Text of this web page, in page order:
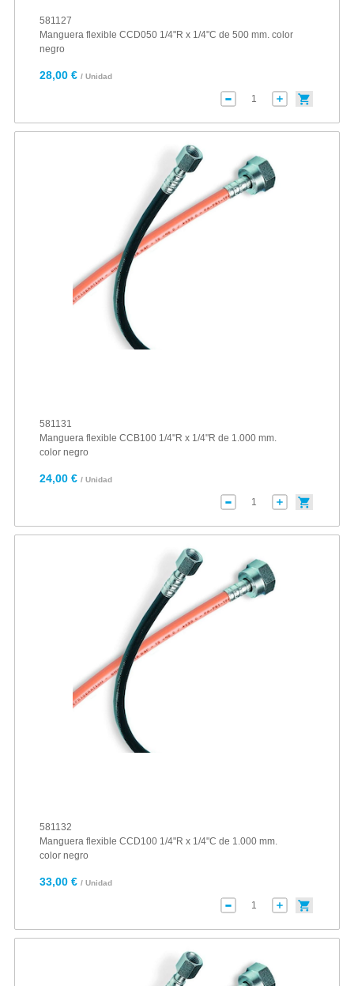
581127
Manguera flexible CCD050 1/4"R x 1/4"C de 500 mm. color
negro
28,00 € / Unidad
581131
Manguera flexible CCB100 1/4"R x 1/4"R de 1.000 mm.
color negro
24,00 € / Unidad
581132
Manguera flexible CCD100 1/4"R x 1/4"C de 1.000 mm.
color negro
33,00 € / Unidad